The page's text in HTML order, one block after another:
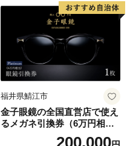
福井県鯖江市
金子眼鏡の全国直営店で使え
るメガネ引換券（6万円相
当） Platinum200,000